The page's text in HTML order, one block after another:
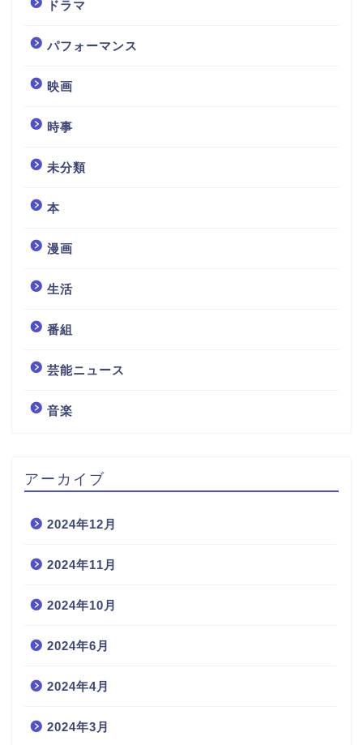
ドラマ
パフォーマンス
映画
時事
未分類
本
漫画
生活
番組
芸能ニュース
音楽
アーカイブ
2024年12月
2024年11月
2024年10月
2024年6月
2024年4月
2024年3月